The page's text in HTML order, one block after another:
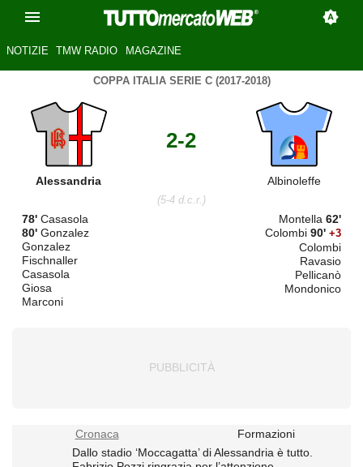
NOTIZIE TMW RADIO MAGAZINE
COPPA ITALIA SERIE C (2017-2018)
Alessandria
2-2
Albinoleffe
(5-4 d.c.r.)
78' Casasola
80' Gonzalez
Gonzalez
Fischnaller
Casasola
Giosa
Marconi
Montella 62'
Colombi 90' +3
Colombi
Ravasio
Pellicanò
Mondonico
Cronaca Formazioni
Dallo stadio ‘Moccagatta’ di Alessandria è tutto.